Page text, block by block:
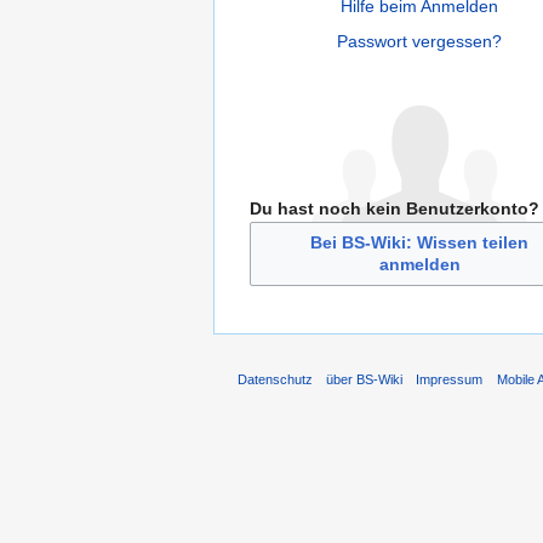
Hilfe beim Anmelden
Passwort vergessen?
Du hast noch kein Benutzerkonto?
Bei BS-Wiki: Wissen teilen
anmelden
Datenschutz über BS-Wiki Impressum Mobile